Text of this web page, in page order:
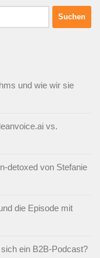
und wie wir sie
vs.
detoxed von Stefanie
die Episode mit
ein B2B-Podcast?